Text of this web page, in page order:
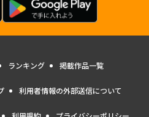
ランキング 掲載作品一覧
利用者情報の外部送信について